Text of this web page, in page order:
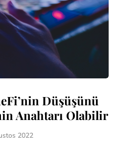
Düşüşünü
Anahtarı Olabilir
2022